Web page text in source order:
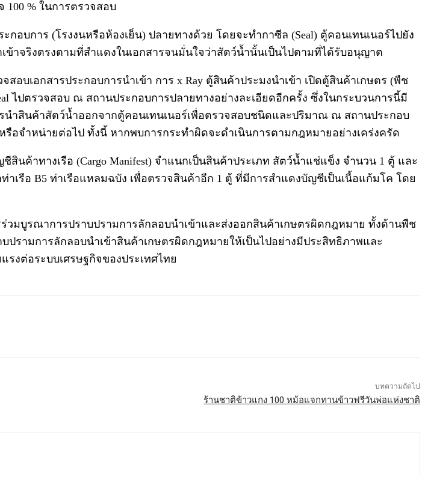
100 % ในการตรวจสอบ
บการ (โรงงนหรือห้องเย็น) ปลายทางด้วย โดยจะทำกาซีล (Seal) ตู้คอนเทนเนอร์ไปยัง
จริงตรงตามที่สำแดงในเอกสารจนมั่นใจว่าสัตว์น้ำนั้นเป็นไปตามที่ได้รับอนุญาต
บเอกสารประกอบการนำเข้า การ x Ray ตู้สินค้าประมงนำเข้า เปิดตู้สินค้าเกษตร (พืช
ไปตรวจสอบ ณ สถานประกอบการปลายทางอย่างละเอียดอีกครั้ง ซึ่งในกระบวนการนี้มี
ำสินค้าสัตว์น้ำออกจากตู้คอนเทนเนอร์เพื่อตรวจสอบชนิดและปริมาณ ณ สถานประกอบ
อจำหน่ายต่อไป ทั้งนี้ หากพบการกระทำผิดจะดำเนินการตามกฎหมายอย่างเคร่งครัด
ค้าทางเรือ (Cargo Manifest) จำแนกเป็นสินค้าประเภท สัตว์น้ำแช่แข็ง จำนวน 1 ตู้ และ
เรือ B5 ท่าเรือแหลมฉบัง เพื่อตรวจสินค้าอีก 1 ตู้ ที่มีการสำแดงบัญชีเป็นเนื้อแก้มโค โดย
วมบูรณาการปราบปรามการลักลอบนำเข้าและส่งออกสินค้าเกษตรผิดกฎหมาย ทั้งด้านพืช
รามการลักลอบนำเข้าสินค้าเกษตรผิดกฎหมายให้เป็นไปอย่างมีประสิทธิภาพและ
งต่อระบบเศรษฐกิจของประเทศไทย
บทความถัดไป
ร้านชาติข้าวแกง 100 หม้อแจกทานข้าวฟรีวันพ่อแห่งชาติ